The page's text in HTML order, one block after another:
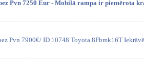
Pvn 7250 Eur - Mobilā rampa ir piemērota
Pvn 7900€/ ID 10748 Toyota 8Fbmk16T